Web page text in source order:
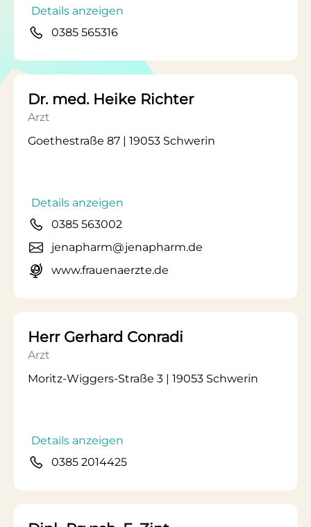
Details anzeigen
0385 565316
Dr. med. Heike Richter
Arzt
Goethestraße 87 | 19053 Schwerin
Details anzeigen
0385 563002
jenapharm@jenapharm.de
www.frauenaerzte.de
Herr Gerhard Conradi
Arzt
Moritz-Wiggers-Straße 3 | 19053 Schwerin
Details anzeigen
0385 2014425